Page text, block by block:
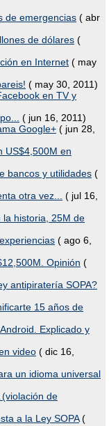
de emergencias ( abr
de dólares (
en Internet ( may
( may 30, 2011)
en TV y
( jun 16, 2011)
Google+ ( jun 28,
US$4,500M en
bancos y utilidades (
otra vez...
( jul 16,
historia, 25M de
( ago 6,
Opinión (
antipiratería SOPA?
15 años de
Explicado y
video ( dic 16,
un idioma universal
de
a la Ley SOPA(